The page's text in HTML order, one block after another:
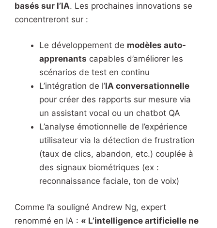
basés sur l’IA. Les prochaines innovations se
concentreront sur :
Le développement de modèles auto-
apprenants capables d’améliorer les
scénarios de test en continu
L’intégration de l’IA conversationnelle
pour créer des rapports sur mesure via
un assistant vocal ou un chatbot QA
L’analyse émotionnelle de l’expérience
utilisateur via la détection de frustration
(taux de clics, abandon, etc.) couplée à
des signaux biométriques (ex :
reconnaissance faciale, ton de voix)
Comme l’a souligné Andrew Ng, expert
renommé en IA : « L’intelligence artificielle ne